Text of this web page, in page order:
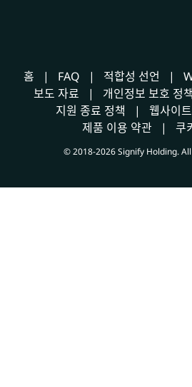
홈 FAQ 적합성 선언
보도 자료
개인정보 보호 정책
지원 종료 정책
웹사이
제품 이용 약관
쿠
© 2018-2026 Signify Holding.